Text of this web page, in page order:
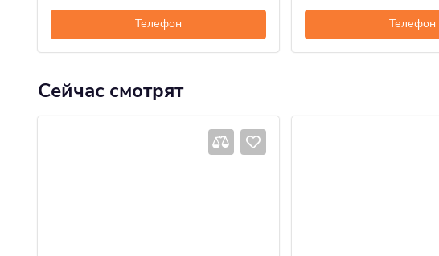
Телефон Телефон
Сейчас смотрят